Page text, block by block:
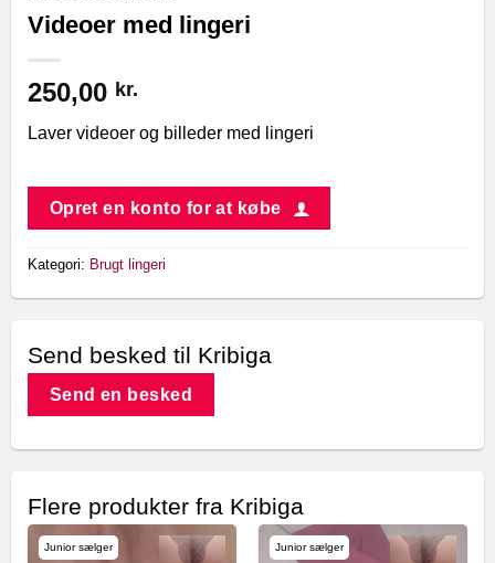
Videoer med lingeri
250,00 kr.
Laver videoer og billeder med lingeri
Opret en konto for at købe
Kategori: Brugt lingeri
Send besked til Kribiga
Send en besked
Flere produkter fra Kribiga
Junior sælger Junior sælger